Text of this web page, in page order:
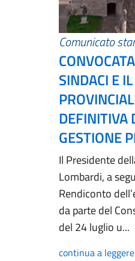
Comunicato
SINDACI E
DEFINITIVA
GESTIONE
Il Presidente
Lombardi, a
Rendiconto
da parte del
del 24 luglio u...
continua a leggere